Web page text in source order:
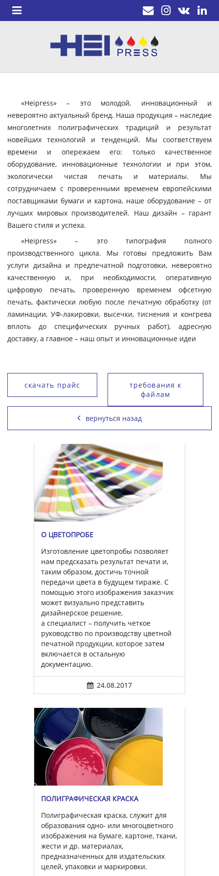
«Heipress» – это молодой, инновационный и
невероятно актуальный бренд. Наша продукция – наследие
многолетних полиграфических традиций и результат
новейших технологий и тенденций. Мы соответствуем
времени и опережаем его: только качественное
оборудование, инновационные технологии и при этом,
экологически чистая печать и материалы. Мы
сотрудничаем с проверенными временем европейскими
поставщиками бумаги и картона, наше оборудование – от
лучших мировых производителей. Наш дизайн – гарант
Вашего стиля и успеха.
«Heipress» – это типография полного
производственного цикла. Мы готовы предложить Вам
услуги дизайна и предпечатной подготовки, невероятно
качественную и, при необходимости, оперативную
цифровую печать, проверенную временем офсетную
печать, фактически любую после печатную обработку (от
ламинации, УФ-лакировки, высечки, тиснения и конгрева
вплоть до специфических ручных работ), адресную
доставку, а главное – наш опыт и инновационные идеи
скачать прайс
требования к
файлам
вернуться назад
О ЦВЕТОПРОБЕ
Изготовление цветопробы позволяет
нам предсказать результат печати и,
таким образом, достичь точной
передачи цвета в будущем тираже. С
помощью этого изображения заказчик
может визуально представить
дизайнерское решение,
а специалист – получить четкое
руководство по производству цветной
печатной продукции, которое затем
включается в остальную
документацию.
24.08.2017
ПОЛИГРАФИЧЕСКАЯ КРАСКА
Полиграфическая краска, служит для
образования одно- или многоцветного
изображения на бумаге, картоне, ткани,
жести и др. материалах,
предназначенных для издательских
целей, упаковки и маркировки.